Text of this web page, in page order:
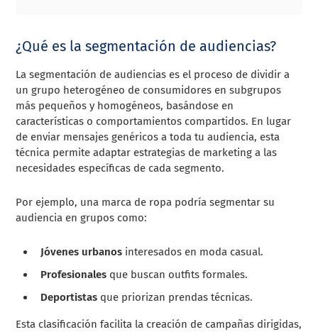
¿Qué es la segmentación de audiencias?
La segmentación de audiencias es el proceso de dividir a
un grupo heterogéneo de consumidores en subgrupos
más pequeños y homogéneos, basándose en
características o comportamientos compartidos. En lugar
de enviar mensajes genéricos a toda tu audiencia, esta
técnica permite adaptar estrategias de marketing a las
necesidades específicas de cada segmento.
Por ejemplo, una marca de ropa podría segmentar su
audiencia en grupos como:
Jóvenes urbanos interesados en moda casual.
Profesionales que buscan outfits formales.
Deportistas que priorizan prendas técnicas.
Esta clasificación facilita la creación de campañas dirigidas,